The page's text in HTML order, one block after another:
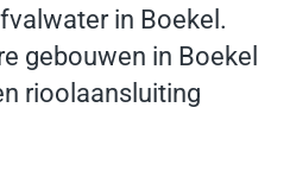
in Boekel.
gebouwen in Boekel
rioolaansluiting